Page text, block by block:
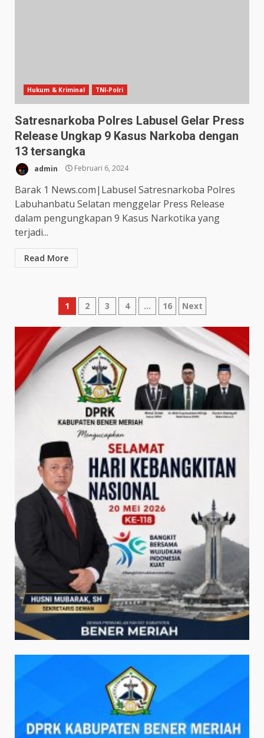
Hukum & Kriminal TNI-Polri
Satresnarkoba Polres Labusel Gelar Press
Release Ungkap 9 Kasus Narkoba dengan
13 tersangka
admin Februari 6, 2024
Barak 1 News.com|Labusel Satresnarkoba Polres
Labuhanbatu Selatan menggelar Press Release
dalam pengungkapan 9 Kasus Narkotika yang
terjadi...
Read More
Paginasi
pos
1 2 3 4 … 16 Next